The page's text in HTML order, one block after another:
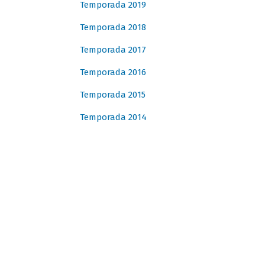
Temporada 2019
Temporada 2018
Temporada 2017
Temporada 2016
Temporada 2015
Temporada 2014